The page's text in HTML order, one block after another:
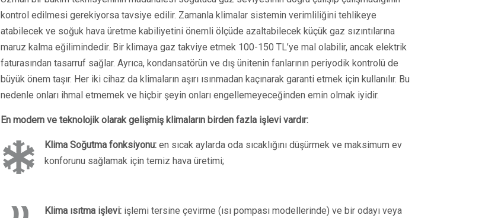
kontrol edilmesi gerekiyorsa tavsiye edilir. Zamanla klimalar sistemin verimliliğini tehlikeye
atabilecek ve soğuk hava üretme kabiliyetini önemli ölçüde azaltabilecek küçük gaz sızıntılarına
maruz kalma eğilimindedir. Bir klimaya gaz takviye etmek 100-150 TL’ye mal olabilir, ancak elektrik
faturasından tasarruf sağlar. Ayrıca, kondansatörün ve dış ünitenin fanlarının periyodik kontrolü de
büyük önem taşır. Her iki cihaz da klimaların aşırı ısınmadan kaçınarak garanti etmek için kullanılır. Bu
nedenle onları ihmal etmemek ve hiçbir şeyin onları engellemeyeceğinden emin olmak iyidir.
En modern ve teknolojik olarak gelişmiş klimaların birden fazla işlevi vardır:
Klima Soğutma fonksiyonu: en sıcak aylarda oda sıcaklığını düşürmek ve maksimum ev
konforunu sağlamak için temiz hava üretimi;
Klima ısıtma işlevi: işlemi tersine çevirme (ısı pompası modellerinde) ve bir odayı veya